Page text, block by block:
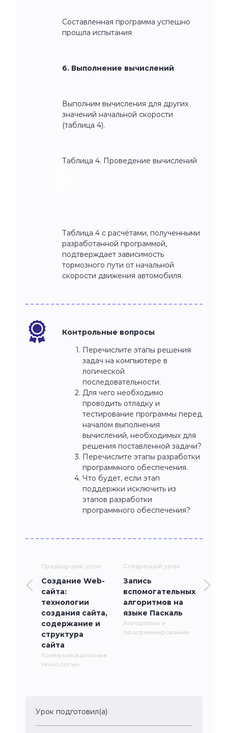
Составленная программа успешно
прошла испытания
6. Выполнение вычислений
Выполним вычисления для других
значений начальной скорости
(таблица 4).
Таблица 4. Проведение вычислений
Таблица 4 с расчётами, полученными
разработанной программой,
подтверждает зависимость
тормозного пути от начальной
скорости движения автомобиля.
Контрольные вопросы
Перечислите этапы решения
задач на компьютере в
логической
последовательности.
Для чего необходимо
проводить отладку и
тестирование программы перед
началом выполнения
вычислений, необходимых для
решения поставленной задачи?
Перечислите этапы разработки
программного обеспечения.
Что будет, если этап
поддержки исключить из
этапов разработки
программного обеспечения?
Предыдущий урок
Создание Web-
сайта:
технологии
создания сайта,
содержание и
структура
сайта
Коммуникационные
технологии
Следующий урок
Запись
вспомогательных
алгоритмов на
языке Паскаль
Алгоритмы и
программирование
Урок подготовил(а)